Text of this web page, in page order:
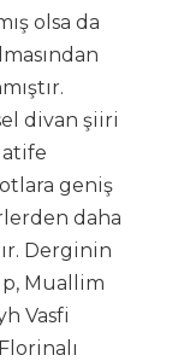
olsa da
divan şiiri
geniş
daha
Derginin
Muallim
Vasfi